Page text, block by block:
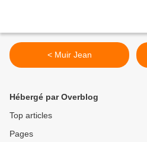
< Muir Jean
Hébergé par Overblog
Top articles
Pages